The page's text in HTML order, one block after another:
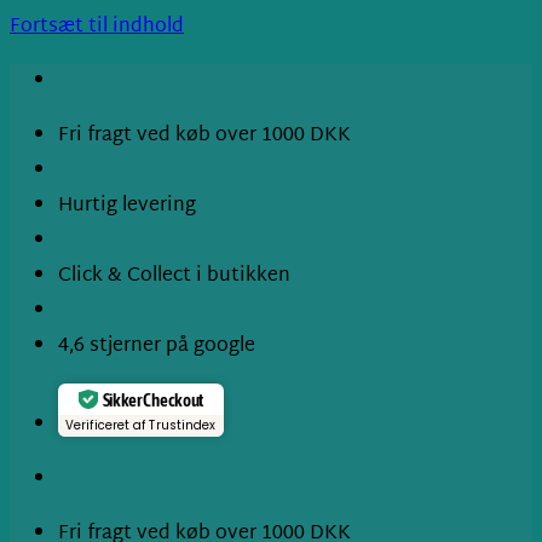
Fortsæt til indhold
Fri fragt ved køb over 1000 DKK
Hurtig levering
Click & Collect i butikken
4,6 stjerner på google
Sikker Checkout
Verificeret af Trustindex
Fri fragt ved køb over 1000 DKK